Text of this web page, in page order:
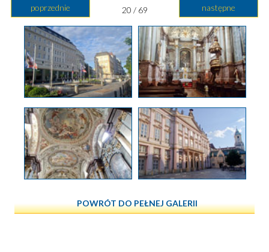
poprzednie następne
20 / 69
POWRÓT DO PEŁNEJ GALERII